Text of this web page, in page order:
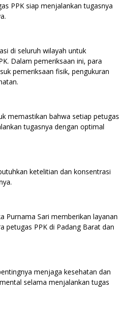
PPK siap menjalankan tugasnya
di seluruh wilayah untuk
Dalam pemeriksaan ini, para
pemeriksaan fisik, pengukuran
memastikan bahwa setiap petugas
tugasnya dengan optimal
ketelitian dan konsentrasi
Purnama Sari memberikan layanan
petugas PPK di Padang Barat dan
menjaga kesehatan dan
selama menjalankan tugas